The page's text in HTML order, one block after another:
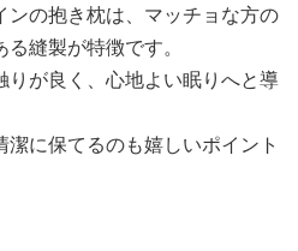
ンの抱き枕は、マッチョな方の
縫製が特徴です。
が良く、心地よい眠りへと導
に保てるのも嬉しいポイント